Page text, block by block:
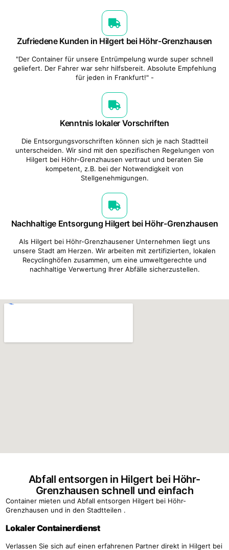
Zufriedene Kunden in Hilgert bei Höhr-Grenzhausen
"Der Container für unsere Entrümpelung wurde super schnell
geliefert. Der Fahrer war sehr hilfsbereit. Absolute Empfehlung
für jeden in Frankfurt!" -
Kenntnis lokaler Vorschriften
Die Entsorgungsvorschriften können sich je nach Stadtteil
unterscheiden. Wir sind mit den spezifischen Regelungen von
Hilgert bei Höhr-Grenzhausen vertraut und beraten Sie
kompetent, z.B. bei der Notwendigkeit von
Stellgenehmigungen.
Nachhaltige Entsorgung Hilgert bei Höhr-Grenzhausen
Als Hilgert bei Höhr-Grenzhausener Unternehmen liegt uns
unsere Stadt am Herzen. Wir arbeiten mit zertifizierten, lokalen
Recyclinghöfen zusammen, um eine umweltgerechte und
nachhaltige Verwertung Ihrer Abfälle sicherzustellen.
Abfall entsorgen in Hilgert bei Höhr-
Grenzhausen schnell und einfach
Container mieten und Abfall entsorgen Hilgert bei Höhr-
Grenzhausen und in den Stadtteilen .
Lokaler Containerdienst
Verlassen Sie sich auf einen erfahrenen Partner direkt in Hilgert bei